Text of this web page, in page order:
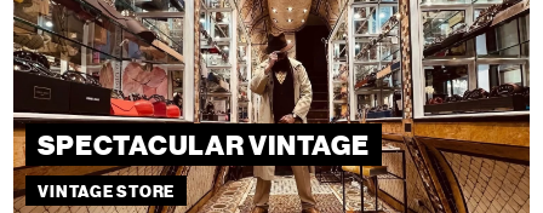
SPECTACULAR VINTAGE
VINTAGE STORE